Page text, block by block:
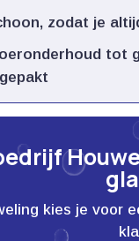
zodat je
tot
kies je